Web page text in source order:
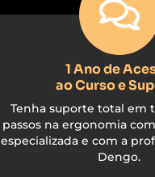
1 Ano de
ao Curso e
Tenha suporte total em
passos na ergonomia
especializada e com a
Dengo.